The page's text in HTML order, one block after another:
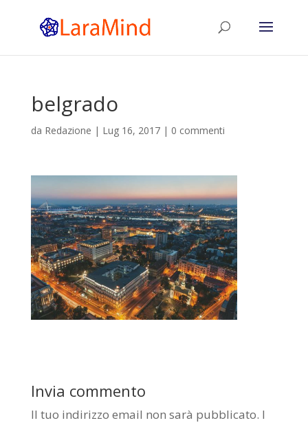
belgrado
da Redazione | Lug 16, 2017| 0 commenti
Invia commento
Il tuo indirizzo email non sarà pubblicato. I